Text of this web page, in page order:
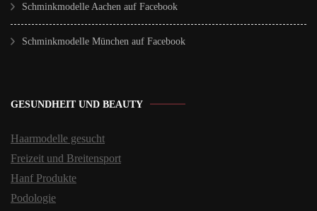
Schminkmodelle Aachen auf Facebook
Schminkmodelle München auf Facebook
GESUNDHEIT UND BEAUTY
Haarmodelle gesucht
Freizeit und Breitensport
Hanf Produkte
Podologie